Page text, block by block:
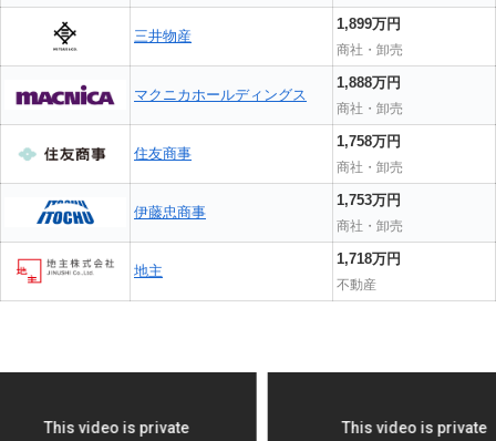
三井物産
1,899万円
商社・卸売
マクニカホールディングス
1,888万円
商社・卸売
住友商事
1,758万円
商社・卸売
伊藤忠商事
1,753万円
商社・卸売
地主
1,718万円
不動産